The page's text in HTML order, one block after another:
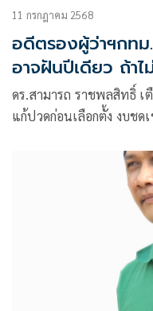
11 กรกฎาคม 2568
อดีตรองผู้ว่าฯกท
อาจฝันปีเดียว ถ้า
ดร.สามารถ ราชพลสิทธิ์ เ
แก้ปวดก่อนเลือกตั้ง งบชด